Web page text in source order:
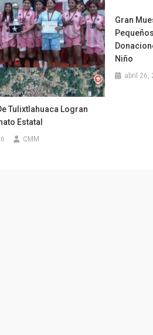
Tulixtlahuaca Logran
Estatal
CMM
Gran
Niño
abril 26,